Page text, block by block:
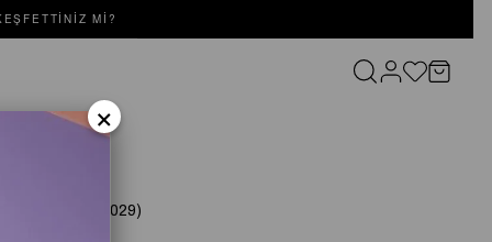
MI?
Bej
(SD252052020029)
×